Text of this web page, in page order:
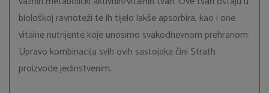
biološkoj ravnoteži te ih tijelo lakše apsorbira, kao i one
vitalne nutrijente koje unosimo svakodnevnom prehranom.
Upravo kombinacija svih ovih sastojaka čini Strath
proizvode jedinstvenim.